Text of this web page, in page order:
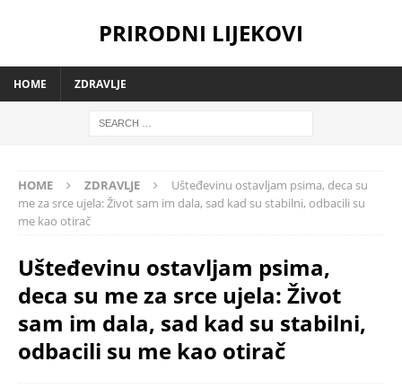
PRIRODNI LIJEKOVI
HOME ZDRAVLJE
HOME ZDRAVLJE
Ušteđevinu ostavljam psima, deca su
me za srce ujela: Život sam im dala, sad kad su stabilni, odbacili su
me kao otirač
Ušteđevinu ostavljam psima,
deca su me za srce ujela: Život
sam im dala, sad kad su stabilni,
odbacili su me kao otirač